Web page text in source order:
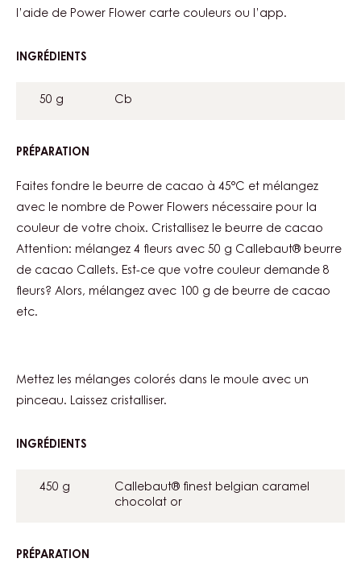
l’aide de Power Flower carte couleurs ou l’app.
INGRÉDIENTS
50 g
Cb
PRÉPARATION
DIGGER
Faites fondre le beurre de cacao à 45°C et mélangez
avec le nombre de Power Flowers nécessaire pour la
couleur de votre choix. Cristallisez le beurre de cacao
Attention: mélangez 4 fleurs avec 50 g Callebaut® beurre
de cacao Callets. Est-ce que votre couleur demande 8
fleurs? Alors, mélangez avec 100 g de beurre de cacao
etc.
Mettez les mélanges colorés dans le moule avec un
pinceau. Laissez cristalliser.
INGRÉDIENTS
450 g
Callebaut® finest belgian caramel
chocolat or
PRÉPARATION